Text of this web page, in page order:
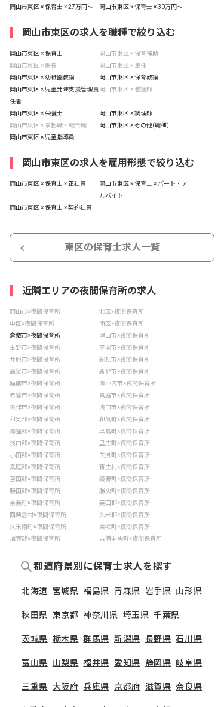
岡山市東区 × 保育士 × 27万円〜 岡山市東区 × 保育士 × 30万円〜
岡山市東区の求人を職種で絞り込む
岡山市東区 × 保育士
岡山市東区 × 保育補助
岡山市東区 × 園長
岡山市東区 × 主任
岡山市東区 × 幼稚園教諭
岡山市東区 × 保育教諭
岡山市東区 × 児童発達支援管理責
任者
岡山市東区 × 看護師
岡山市東区 × 栄養士
岡山市東区 × 調理師
岡山市東区 × 事務職・総合職
岡山市東区 × その他(職種)
岡山市東区 × 児童指導員
岡山市東区の求人を雇用形態で絞り込む
岡山市東区 × 保育士 × 正社員
岡山市東区 × 保育士 × パート・ア
ルバイト
岡山市東区 × 保育士 × 契約社員
東区の保育士求人一覧
近隣エリアの夜間保育所の求人
岡山市×夜間保育所
北区×夜間保育所
中区×夜間保育所
南区×夜間保育所
倉敷市×夜間保育所
津山市×夜間保育所
玉野市×夜間保育所
笠岡市×夜間保育所
井原市×夜間保育所
総社市×夜間保育所
高梁市×夜間保育所
新見市×夜間保育所
備前市×夜間保育所
瀬戸内市×夜間保育所
赤磐市×夜間保育所
真庭市×夜間保育所
美作市×夜間保育所
浅口市×夜間保育所
和気郡×夜間保育所
和気町×夜間保育所
都窪郡×夜間保育所
早島町×夜間保育所
浅口郡×夜間保育所
里庄町×夜間保育所
小田郡×夜間保育所
矢掛町×夜間保育所
真庭郡×夜間保育所
新庄村×夜間保育所
苫田郡×夜間保育所
鏡野町×夜間保育所
勝田郡×夜間保育所
勝央町×夜間保育所
奈義町×夜間保育所
英田郡×夜間保育所
西粟倉村×夜間保育所
久米郡×夜間保育所
久米南町×夜間保育所
美咲町×夜間保育所
加賀郡×夜間保育所
吉備中央町×夜間保育所
都道府県別に保育士求人を探す
北海道 宮城県 福島県 青森県 岩手県 山形県
秋田県 東京都 神奈川県 埼玉県 千葉県
茨城県 栃木県 群馬県 新潟県 長野県 石川県
富山県 山梨県 福井県 愛知県 静岡県 岐阜県
三重県 大阪府 兵庫県 京都府 滋賀県 奈良県